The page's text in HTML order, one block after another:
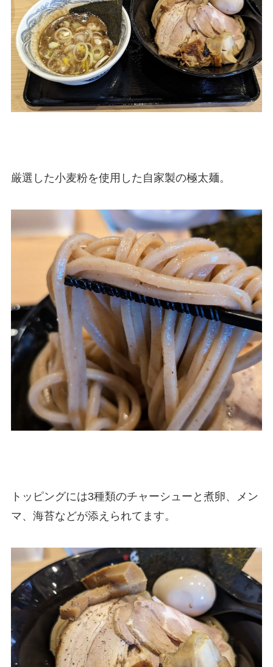
厳選した小麦粉を使用した自家製の極太麺。
トッピングには3種類のチャーシューと煮卵、メン
マ、海苔などが添えられてます。